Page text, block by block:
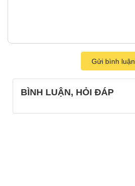
Gửi bình luận
BÌNH LUẬN, HỎI ĐÁP